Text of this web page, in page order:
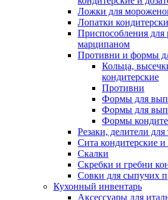
Ложки для
Лопатки
Приспособления
марципаном
Противни и формы
Кольца,
кондитерские
Противни
Формы для
Формы для
Формы
Резаки, делители для
Сита кондитерские
Скалки
Скребки и гребни
Совки для сыпучих
Кухонный инвентарь
Аксессуары для